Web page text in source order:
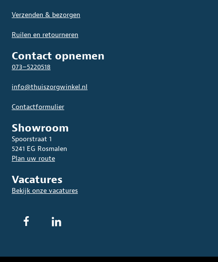
Verzenden & bezorgen
Ruilen en retourneren
Contact opnemen
073–5220518
info@thuiszorgwinkel.nl
Contactformulier
Showroom
Spoorstraat 1
5241 EG Rosmalen
Plan uw route
Vacatures
Bekijk onze vacatures